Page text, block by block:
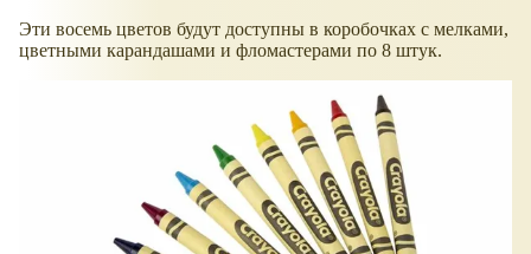
Эти восемь цветов будут доступны в коробочках с мелками,
цветными карандашами и фломастерами по 8 штук.